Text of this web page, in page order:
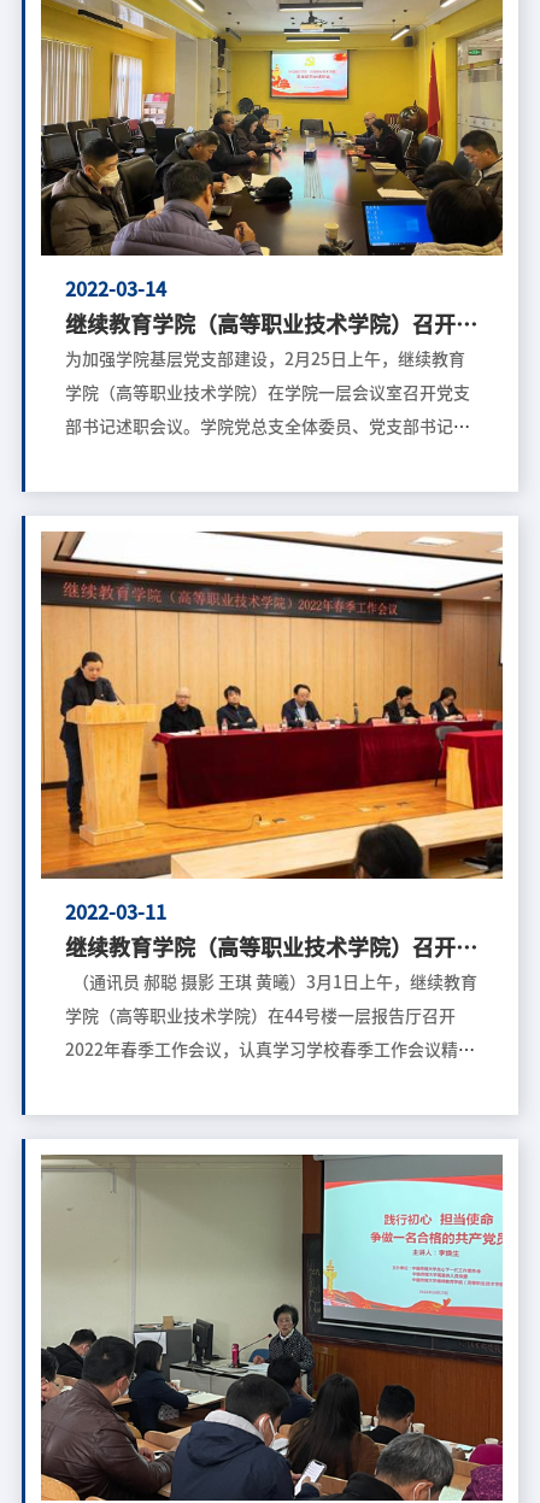
示热烈欢迎。他向新同学们介绍了学校、学院的基本情
况和办学优势。他同时指出，我国的高等学历继续教育
正进入改革发展的新阶段，教育部于去年下发了《关于
推进新时代普通高等学校学历继续教育改革的实施意
见》，对继续教育的办学管理提出了全新要求。为贯彻
落实这一改革要求，我院也正在推动学历继续教育转型
升级工作。学院将以习近平新时代中国特色社会主义思
想为指导，以服务学校建设中国特色世界一流传媒大学
高等教育发展变革趋势，充分利用本校在数字化学习资
2022-03-14
继续教育学院（高等职业技术学院）召开
2021年党支部书记述职会议
为加强学院基层党支部建设，2月25日上午，继续教育
学院（高等职业技术学院）在学院一层会议室召开党支
部书记述职会议。学院党总支全体委员、党支部书记及
院智慧教育党支部、远程教育党支部、学生工作党支
部、实习实践党支部四位党支部书记分别就支部2021年
党建工作总体情况、个人履职情况、开展特色亮点工
作、存在问题及下一步努力方向等方面向党总支进行了
汇报。党总支委员就各党支部工作进行点评，对党支部
书记一年来的工作给予高度肯定，并对各支部2022年工
作提出要求。学院党总支书记程爱晶对本次党支部书记
述职会议进行了总结点评。2021年，学院各党支部总体
较好完成了学校党委及学院党总支的各项工作部署，发
挥了党支部的战斗堡垒作用和党员的先锋模范作用，各
党支部特色鲜明，并在支部建设上都取得了一定的成
绩。一年来，四个党支部坚持把理论学习放在首位，学
结合。在党史学习教育中，积极参与学校春、秋季读书
2022-03-11
继续教育学院（高等职业技术学院）召开
2022年春季工作会议
（通讯员 郝聪 摄影 王琪 黄曦）3月1日上午，继续教育
学院（高等职业技术学院）在44号楼一层报告厅召开
2022年春季工作会议，认真学习学校春季工作会议精
学院全体教职工参加会议，会议由党总支书记程爱晶主
持。 学院院长屈善孝全面传达学校春季工作会议精
神，重点强调廖祥忠书记、校长在春季工作会上提出
的“四项重大任务”、“九项重要部署”和“二十项具
体工作”，深入解读报告中对学院发展提出的目标与要
求；回顾总结学院2021年主要工作完成情况及30项工作
亮点，并从“抓落实、促管理、稳增长、保质量、建平
台、拓渠道、迎评估、提层次”八个方面对学院2022年
重点工作任务进行了部署。屈院长强调，2022年，学院
要按照学校工作总体部署要求，励精图治，创新图强，
以狠抓落实为主基调，稳扎稳打，努力开创学院事业腾
飞新局面，持续推进学院工作上台阶上水平，服务学